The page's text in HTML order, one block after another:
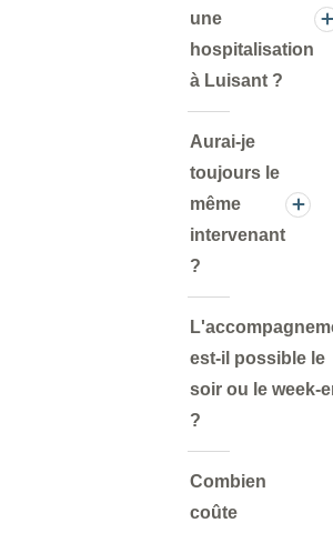
une
hospitalisation
à Luisant ?
Aurai-je
toujours le
même
intervenant
?
est-il possible le
soir ou le week-
?
Combien
coûte